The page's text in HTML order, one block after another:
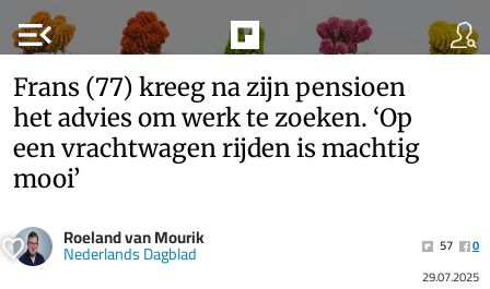
menu_open
Frans (77) kreeg na zijn pensioen
het advies om werk te zoeken. ‘Op
een vrachtwagen rijden is machtig
mooi’
Roeland van Mourik
Nederlands Dagblad 57
0
29.07.2025